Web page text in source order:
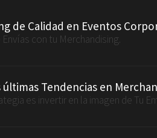
de Calidad en Eventos
con tu Merchandising.
últimas Tendencias en
es invertir en la imagen de Tu